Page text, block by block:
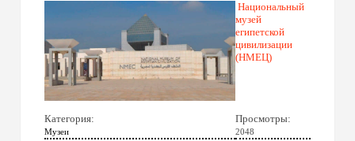
Национальный
музей
египетской
цивилизации
(НМЕЦ)
Категория:
Музеи
Просмотры:
2048